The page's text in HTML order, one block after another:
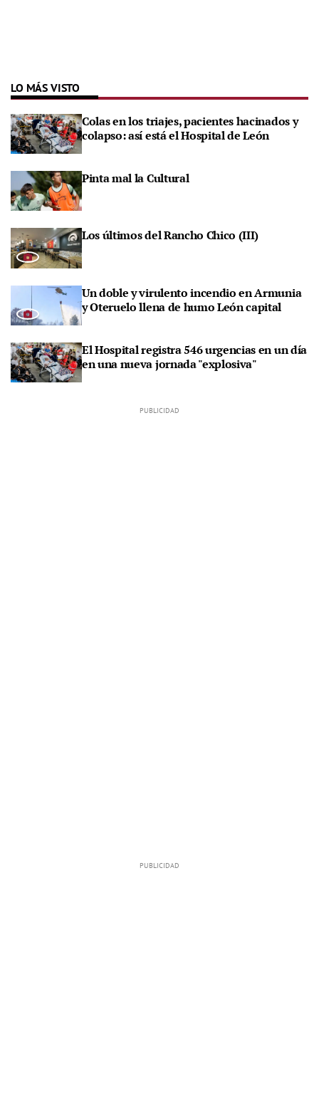
LO MÁS VISTO
Colas en los triajes, pacientes hacinados y
colapso: así está el Hospital de León
Pinta mal la Cultural
Los últimos del Rancho Chico (III)
Un doble y virulento incendio en Armunia
y Oteruelo llena de humo León capital
El Hospital registra 546 urgencias en un día
en una nueva jornada "explosiva"